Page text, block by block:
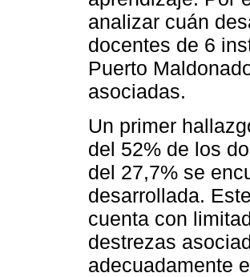
analizar cuán
docentes de 6
Puerto
asociadas.
Un primer
del 52% de los
del 27,7% se
desarrollada.
cuenta con
destrezas
adecuadamente